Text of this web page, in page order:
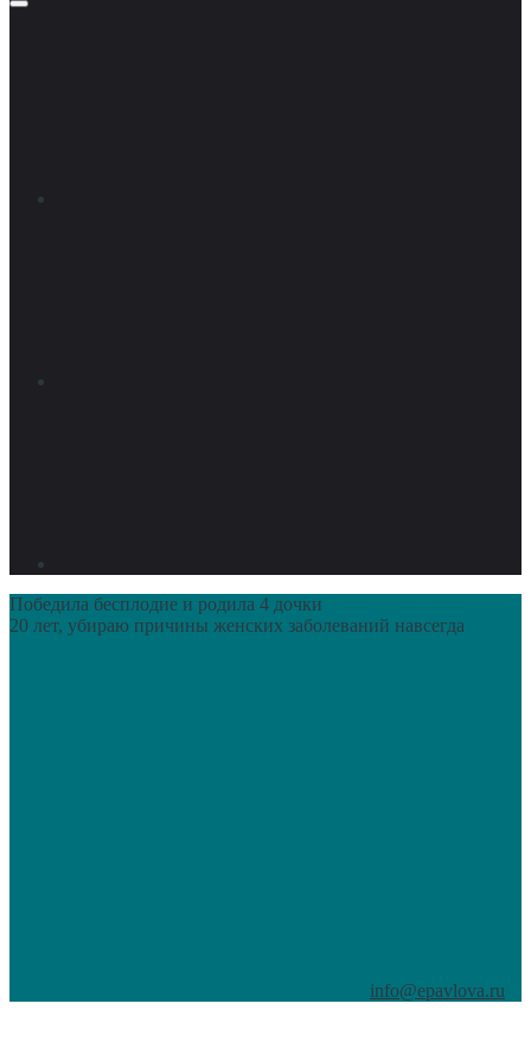
Победила бесплодие и родила 4 дочки
20 лет, убираю причины женских заболеваний навсегда
info@epavlova.ru